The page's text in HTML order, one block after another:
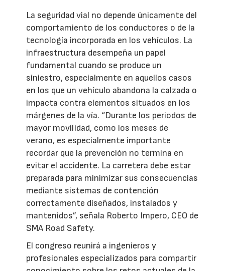
La seguridad vial no depende únicamente del
comportamiento de los conductores o de la
tecnología incorporada en los vehículos. La
infraestructura desempeña un papel
fundamental cuando se produce un
siniestro, especialmente en aquellos casos
en los que un vehículo abandona la calzada o
impacta contra elementos situados en los
márgenes de la vía. “Durante los periodos de
mayor movilidad, como los meses de
verano, es especialmente importante
recordar que la prevención no termina en
evitar el accidente. La carretera debe estar
preparada para minimizar sus consecuencias
mediante sistemas de contención
correctamente diseñados, instalados y
mantenidos”, señala Roberto Impero, CEO de
SMA Road Safety.
El congreso reunirá a ingenieros y
profesionales especializados para compartir